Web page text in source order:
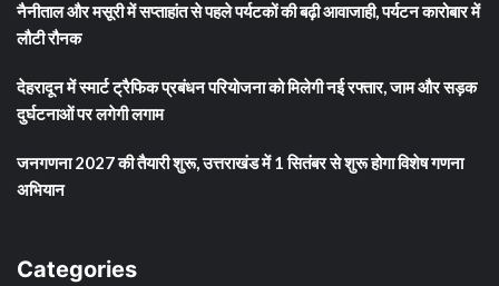
नैनीताल और मसूरी में सप्ताहांत से पहले पर्यटकों की बढ़ी आवाजाही, पर्यटन कारोबार में
लौटी रौनक
देहरादून में स्मार्ट ट्रैफिक प्रबंधन परियोजना को मिलेगी नई रफ्तार, जाम और सड़क
दुर्घटनाओं पर लगेगी लगाम
जनगणना 2027 की तैयारी शुरू, उत्तराखंड में 1 सितंबर से शुरू होगा विशेष गणना
अभियान
Categories